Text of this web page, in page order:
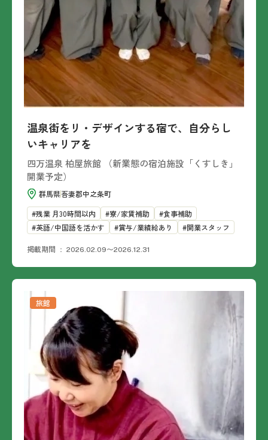
温泉街をリ・デザインする宿で、自分らし
いキャリアを
四万温泉 柏屋旅館 （新業態の宿泊施設「くすしき」
開業予定）
群馬県吾妻郡中之条町
残業 月30時間以内
寮/家賃補助
食事補助
英語/中国語を活かす
賞与/業績給あり 開業スタッフ
掲載期間 2026.02.09〜2026.12.31
旅館